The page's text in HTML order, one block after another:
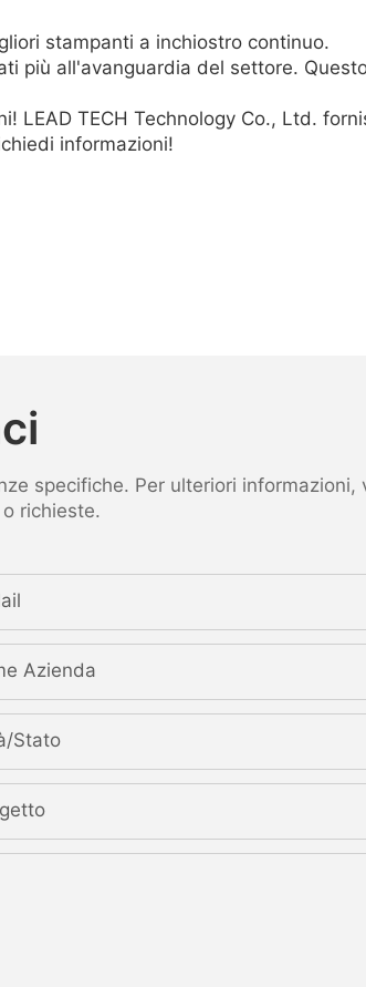
stampanti a inchiostro continuo.
più all'avanguardia del settore.
LEAD TECH Technology Co., Ltd.
informazioni!
specifiche. Per ulteriori
richieste.
Azienda
stato